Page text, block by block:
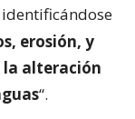
identificándose
erosión, y
la alteración
“.